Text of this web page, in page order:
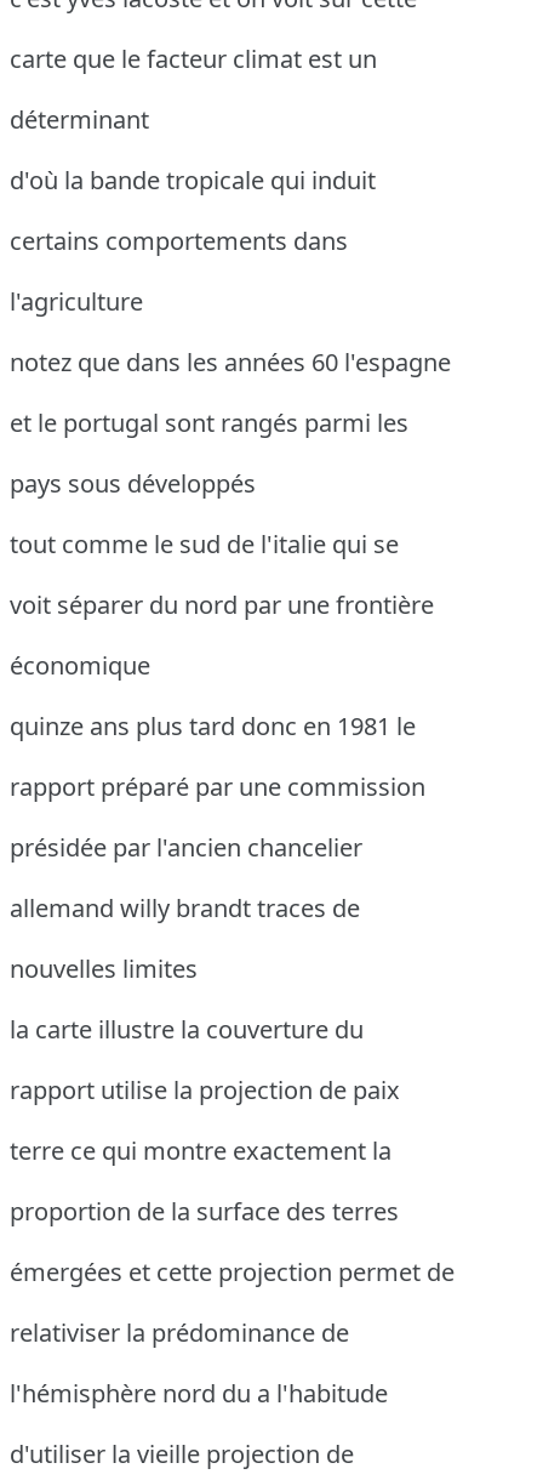
carte que le facteur climat est un
déterminant
d'où la bande tropicale qui induit
certains comportements dans
l'agriculture
notez que dans les années 60 l'espagne
et le portugal sont rangés parmi les
pays sous développés
tout comme le sud de l'italie qui se
voit séparer du nord par une frontière
économique
quinze ans plus tard donc en 1981 le
rapport préparé par une commission
présidée par l'ancien chancelier
allemand willy brandt traces de
nouvelles limites
la carte illustre la couverture du
rapport utilise la projection de paix
terre ce qui montre exactement la
proportion de la surface des terres
émergées et cette projection permet de
relativiser la prédominance de
l'hémisphère nord du a l'habitude
d'utiliser la vieille projection de